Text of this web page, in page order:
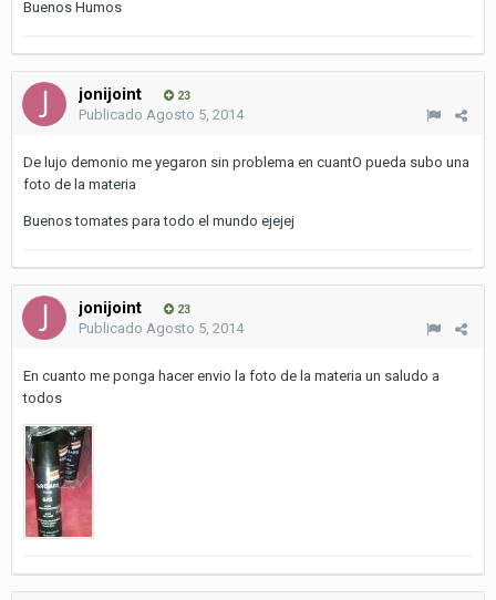
Buenos Humos
jonijoint 23
Publicado Agosto 5, 2014
De lujo demonio me yegaron sin problema en cuantO pueda subo una
foto de la materia
Buenos tomates para todo el mundo ejejej
jonijoint 23
Publicado Agosto 5, 2014
En cuanto me ponga hacer envio la foto de la materia un saludo a
todos